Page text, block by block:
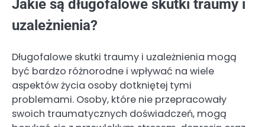
Jakie są długofalowe skutki traumy i
uzależnienia?
Długofalowe skutki traumy i uzależnienia mogą
być bardzo różnorodne i wpływać na wiele
aspektów życia osoby dotkniętej tymi
problemami. Osoby, które nie przepracowały
swoich traumatycznych doświadczeń, mogą